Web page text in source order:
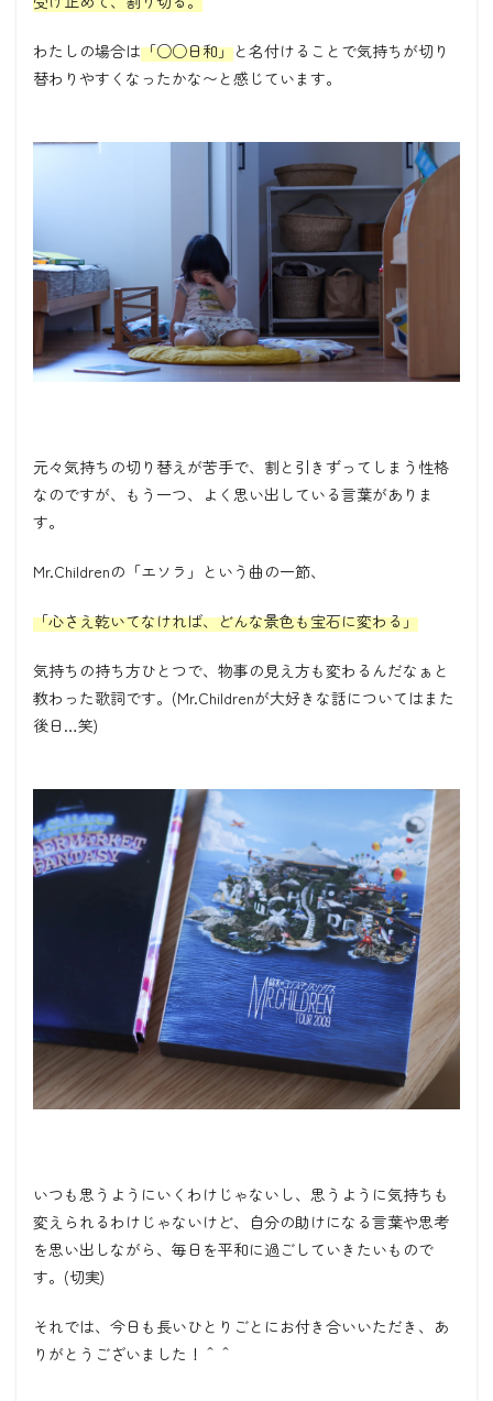
わたしの場合は「○○日和」と名付けることで気持ちが切り
替わりやすくなったかな〜と感じています。
元々気持ちの切り替えが苦手で、割と引きずってしまう性格
なのですが、もう一つ、よく思い出している言葉がありま
す。
Mr.Childrenの「エソラ」という曲の一節、
「心さえ乾いてなければ、どんな景色も宝石に変わる」
気持ちの持ち方ひとつで、物事の見え方も変わるんだなぁと
教わった歌詞です。(Mr.Childrenが大好きな話についてはまた
後日…笑)
いつも思うようにいくわけじゃないし、思うように気持ちも
変えられるわけじゃないけど、自分の助けになる言葉や思考
を思い出しながら、毎日を平和に過ごしていきたいもので
す。(切実)
それでは、今日も長いひとりごとにお付き合いいただき、あ
りがとうございました！＾＾